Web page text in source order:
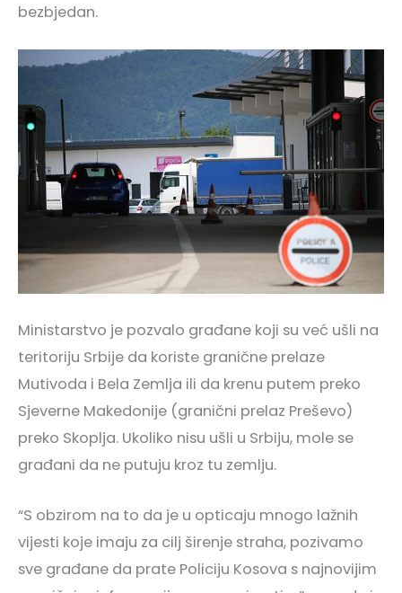
bezbjedan.
Ministarstvo je pozvalo građane koji su već ušli na
teritoriju Srbije da koriste granične prelaze
Mutivoda i Bela Zemlja ili da krenu putem preko
Sjeverne Makedonije (granični prelaz Preševo)
preko Skoplja. Ukoliko nisu ušli u Srbiju, mole se
građani da ne putuju kroz tu zemlju.
“S obzirom na to da je u opticaju mnogo lažnih
vijesti koje imaju za cilj širenje straha, pozivamo
sve građane da prate Policiju Kosova s najnovijim